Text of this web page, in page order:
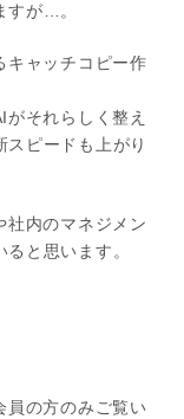
すが…。
キャッチコピー作
それらしく整え
ピードも上がり
社内のマネジメン
と思います。
員の方のみご覧い